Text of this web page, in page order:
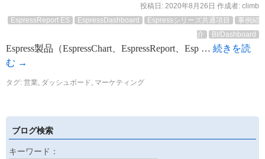
投稿日: 2020年8月26日 作成者: climb
EspressReport ES
EspressDashboard Espressシリーズ共通項目
事例紹
介
BI/Dashboard
Espress製品（EspressChart、EspressReport、Esp … 続きを読
む →
タグ: 営業, ダッシュボード, マーケティング
ブログ検索
キーワード：